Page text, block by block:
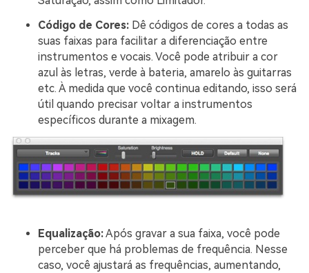
Código de Cores: Dê códigos de cores a todas as
suas faixas para facilitar a diferenciação entre
instrumentos e vocais. Você pode atribuir a cor
azul às letras, verde à bateria, amarelo às guitarras
etc. À medida que você continua editando, isso será
útil quando precisar voltar a instrumentos
específicos durante a mixagem.
Equalização:Após gravar a sua faixa, você pode
perceber que há problemas de frequência. Nesse
caso, você ajustará as frequências, aumentando,